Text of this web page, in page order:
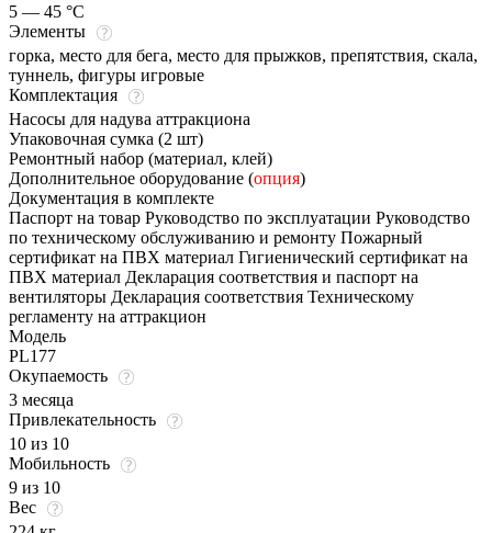
5 — 45 °C
Элементы
горка, место для бега, место для прыжков, препятствия, скала,
туннель, фигуры игровые
Комплектация
Насосы для надува аттракциона
Упаковочная сумка (2 шт)
Ремонтный набор (материал, клей)
Дополнительное оборудование (опция)
Документация в комплекте
Паспорт на товар Руководство по эксплуатации Руководство
по техническому обслуживанию и ремонту Пожарный
сертификат на ПВХ материал Гигиенический сертификат на
ПВХ материал Декларация соответствия и паспорт на
вентиляторы Декларация соответствия Техническому
регламенту на аттракцион
Модель
PL177
Окупаемость
3 месяца
Привлекательность
10 из 10
Мобильность
9 из 10
Вес